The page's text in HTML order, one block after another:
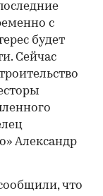
с
будет
Сейчас
Александр
что